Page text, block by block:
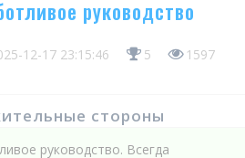
руководство
12-17 23:15:46 5 1597
стороны
руководство. Всегда